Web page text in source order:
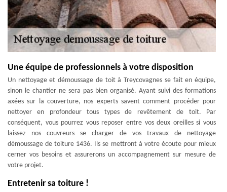
Une équipe de professionnels à votre disposition
Un nettoyage et démoussage de toit à Treycovagnes se fait en équipe,
sinon le chantier ne sera pas bien organisé. Ayant suivi des formations
axées sur la couverture, nos experts savent comment procéder pour
nettoyer en profondeur tous types de revêtement de toit. Par
conséquent, vous pourrez vous reposer entre vos deux oreilles si vous
laissez nos couvreurs se charger de vos travaux de nettoyage
démoussage de toiture 1436. Ils se mettront à votre écoute pour mieux
cerner vos besoins et assurerons un accompagnement sur mesure de
votre projet.
Entretenir sa toiture !